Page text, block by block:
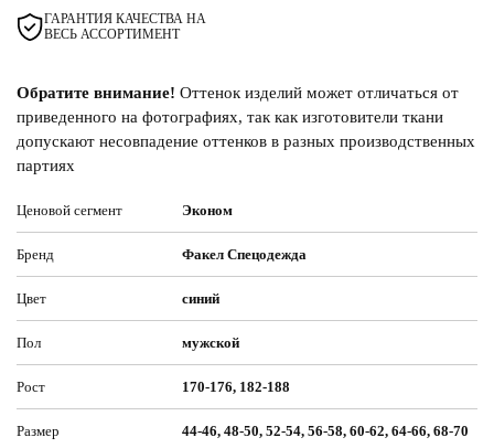
ГАРАНТИЯ КАЧЕСТВА НА
ВЕСЬ АССОРТИМЕНТ
Обратите внимание! Оттенок изделий может отличаться от
приведенного на фотографиях, так как изготовители ткани
допускают несовпадение оттенков в разных производственных
партиях
Ценовой сегмент Эконом
Бренд Факел Спецодежда
Цвет синий
Пол мужской
Рост 170-176, 182-188
Размер 44-46, 48-50, 52-54, 56-58, 60-62, 64-66, 68-70